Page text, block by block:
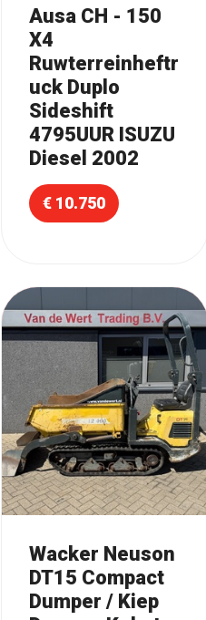
Ausa CH - 150
X4
Ruwterreinheftr
uck Duplo
Sideshift
4795UUR ISUZU
Diesel 2002
€ 10.750
Wacker Neuson
DT15 Compact
Dumper / Kiep